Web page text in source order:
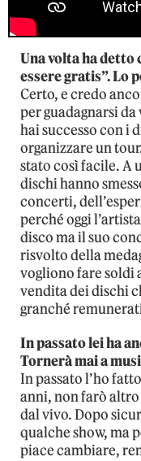
Una volta ha detto
essere gratis”. Lo
Certo, e credo
per guadagnarsi
hai successo con i
organizzare un
stato così facile. A
dischi hanno
concerti,
perché oggi
disco ma il suo
risvolto della
vogliono fare soldi
vendita dei dischi
granché
In passato lei ha
Tornerà mai a
In passato l’ho
anni, non farò
dal vivo. Dopo
qualche show, ma
piace cambiare,